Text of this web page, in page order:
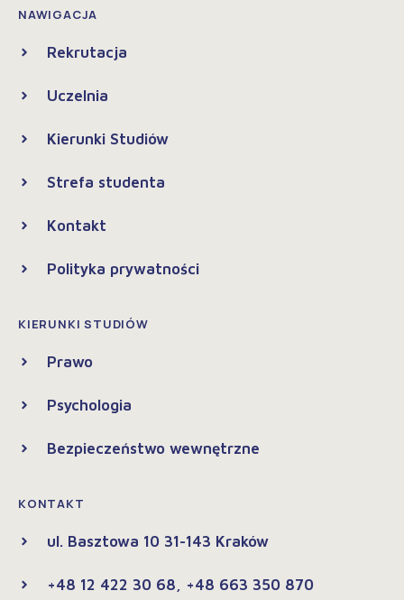
NAWIGACJA
Rekrutacja
Uczelnia
Kierunki Studiów
Strefa studenta
Kontakt
Polityka prywatności
KIERUNKI STUDIÓW
Prawo
Psychologia
Bezpieczeństwo wewnętrzne
KONTAKT
ul. Basztowa 10 31-143 Kraków
+48 12 422 30 68, +48 663 350 870